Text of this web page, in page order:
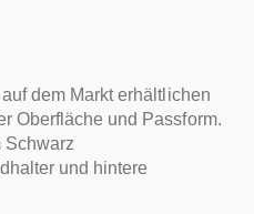
dem Markt erhältlichen
Oberfläche und Passform.
Schwarz
und hintere